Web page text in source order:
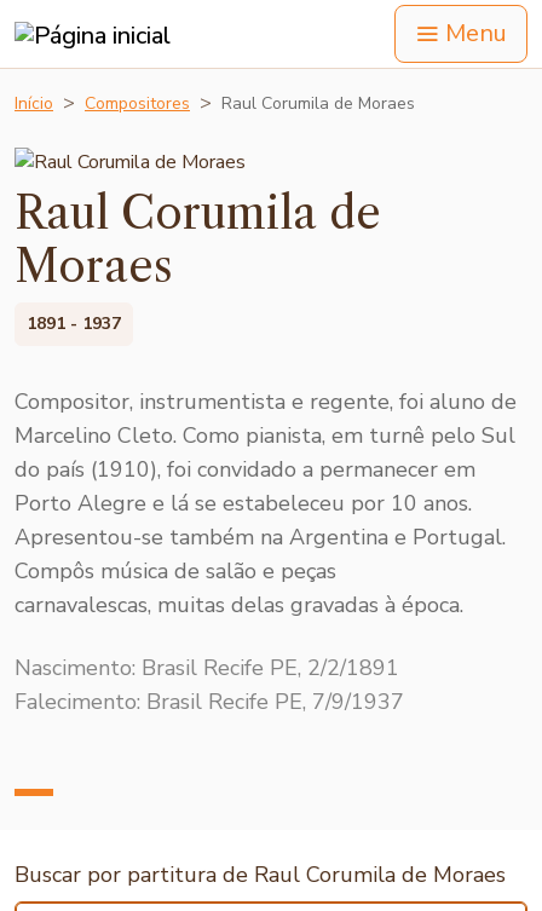
Menu
Início Compositores Raul Corumila de Moraes
Raul Corumila de
Moraes
1891 - 1937
Compositor, instrumentista e regente, foi aluno de
Marcelino Cleto. Como pianista, em turnê pelo Sul
do país (1910), foi convidado a permanecer em
Porto Alegre e lá se estabeleceu por 10 anos.
Apresentou-se também na Argentina e Portugal.
Compôs música de salão e peças
carnavalescas, muitas delas gravadas à época.
Nascimento: Brasil Recife PE, 2/2/1891
Falecimento: Brasil Recife PE, 7/9/1937
Buscar por partitura de Raul Corumila de Moraes